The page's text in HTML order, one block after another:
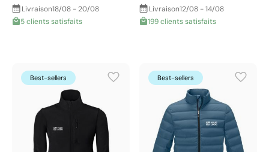
Livraison18/08 - 20/08
5 clients satisfaits
Livraison12/08 - 14/08
199 clients satisfaits
Best-sellers Best-sellers